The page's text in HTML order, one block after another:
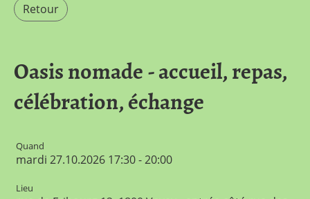
Retour
Oasis nomade - accueil, repas,
célébration, échange
Quand
mardi 27.10.2026 17:30 - 20:00
Lieu